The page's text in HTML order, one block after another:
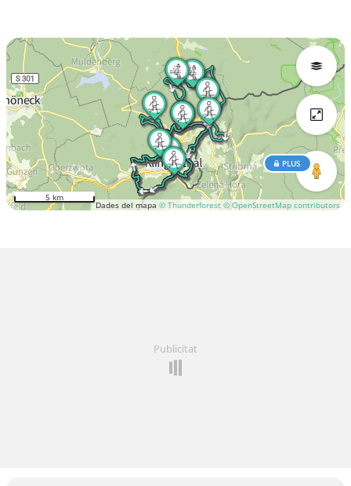
Dades del mapa © Thunderforest © OpenStreetMap contributors
PLUS
5 km
Publicitat